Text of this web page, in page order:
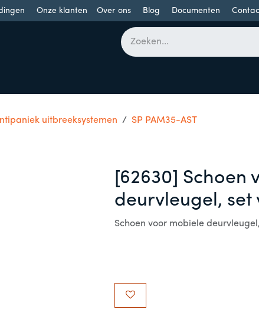
Onze klanten Over ons Blog Documenten
uitbreeksystemen SP PAM35-AST
[62630] Schoen
deurvleugel, set
Schoen voor mobiele